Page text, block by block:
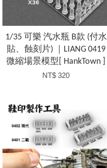
1/35 可樂 汽水瓶 B款 (付水
貼、蝕刻片) ｜LIANG 0419
微縮場景模型[ HankTown ]
NT$ 320